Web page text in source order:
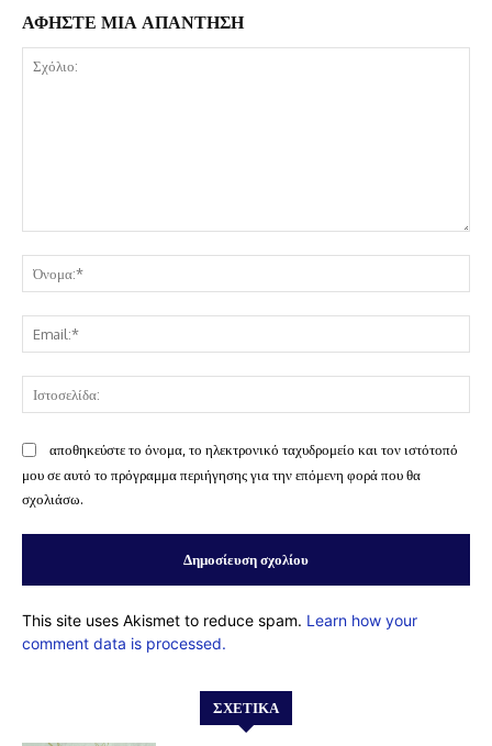
ΑΦΗΣΤΕ ΜΙΑ ΑΠΑΝΤΗΣΗ
αποθηκεύστε το όνομα, το ηλεκτρονικό ταχυδρομείο και τον ιστότοπό
μου σε αυτό το πρόγραμμα περιήγησης για την επόμενη φορά που θα
σχολιάσω.
This site uses Akismet to reduce spam. Learn how your
comment data is processed.
ΣΧΕΤΙΚΆ